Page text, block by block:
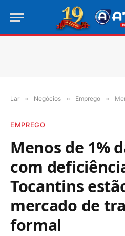
Lar » Negócios » Emprego » Menos
EMPREGO
Menos de 1%
com
Tocantins
mercado de
formal